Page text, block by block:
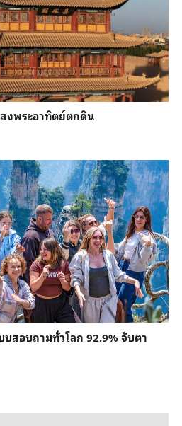
งพระอาทิตย์ตกดิน
บสอบถามทั่วโลก 92.9% จับตา